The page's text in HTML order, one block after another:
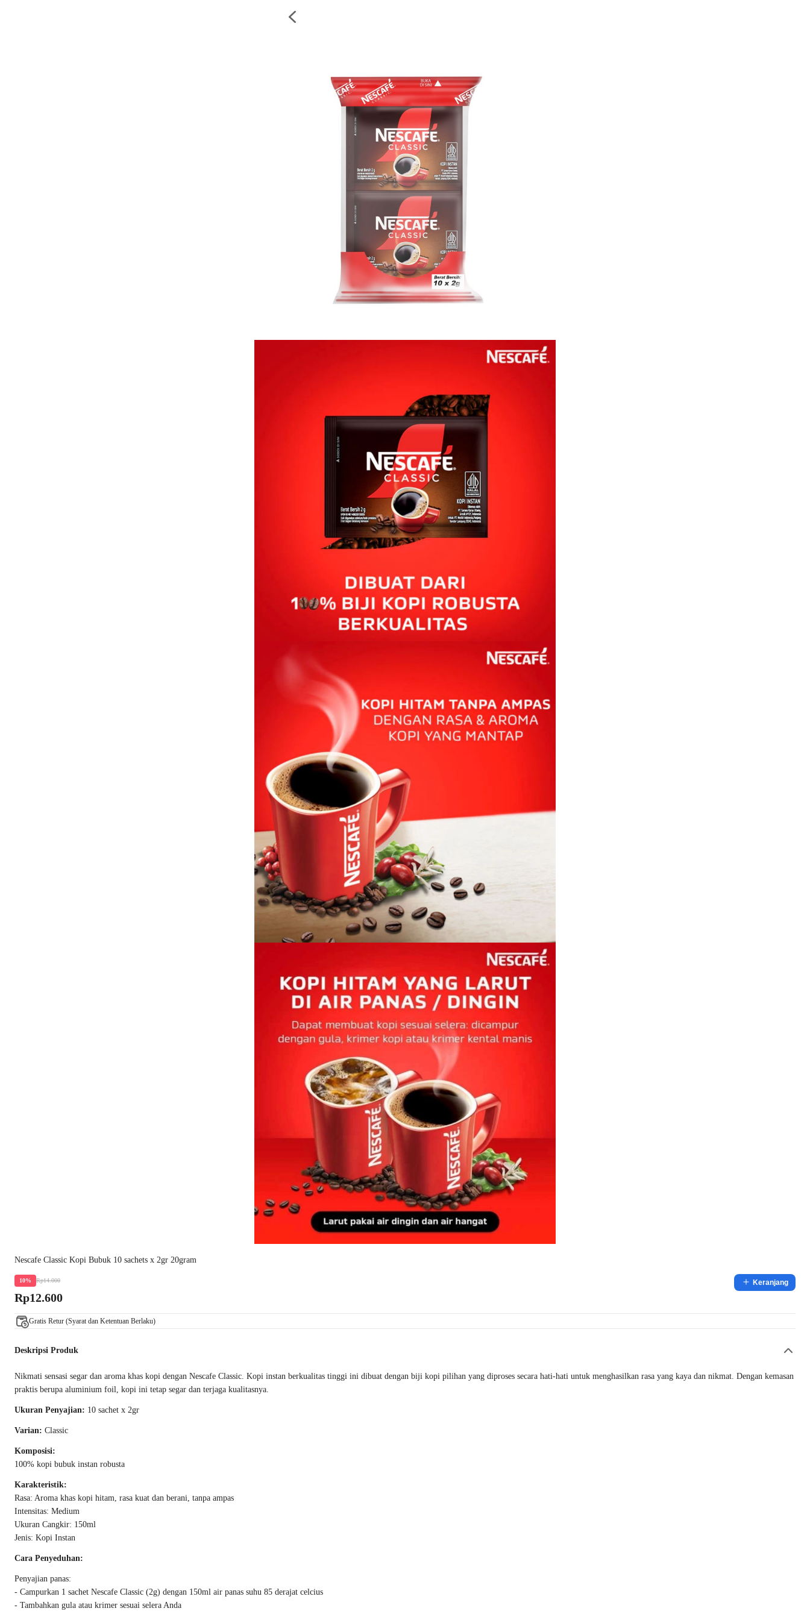
Nescafe Classic Kopi Bubuk 10 sachets x 2gr 20gram
10% Rp14.000
Rp12.600
Keranjang
Gratis Retur (Syarat dan Ketentuan Berlaku)
Deskripsi Produk
Nikmati sensasi segar dan aroma khas kopi dengan Nescafe Classic. Kopi instan berkualitas tinggi ini dibuat dengan biji kopi pilihan yang diproses secara hati-hati untuk menghasilkan rasa yang kaya dan nikmat. Dengan kemasan
praktis berupa aluminium foil, kopi ini tetap segar dan terjaga kualitasnya.
Ukuran Penyajian: 10 sachet x 2gr
Varian: Classic
Komposisi:
100% kopi bubuk instan robusta
Karakteristik:
Rasa: Aroma khas kopi hitam, rasa kuat dan berani, tanpa ampas
Intensitas: Medium
Ukuran Cangkir: 150ml
Jenis: Kopi Instan
Cara Penyeduhan:
Penyajian panas:
- Campurkan 1 sachet Nescafe Classic (2g) dengan 150ml air panas suhu 85 derajat celcius
- Tambahkan gula atau krimer sesuai selera Anda